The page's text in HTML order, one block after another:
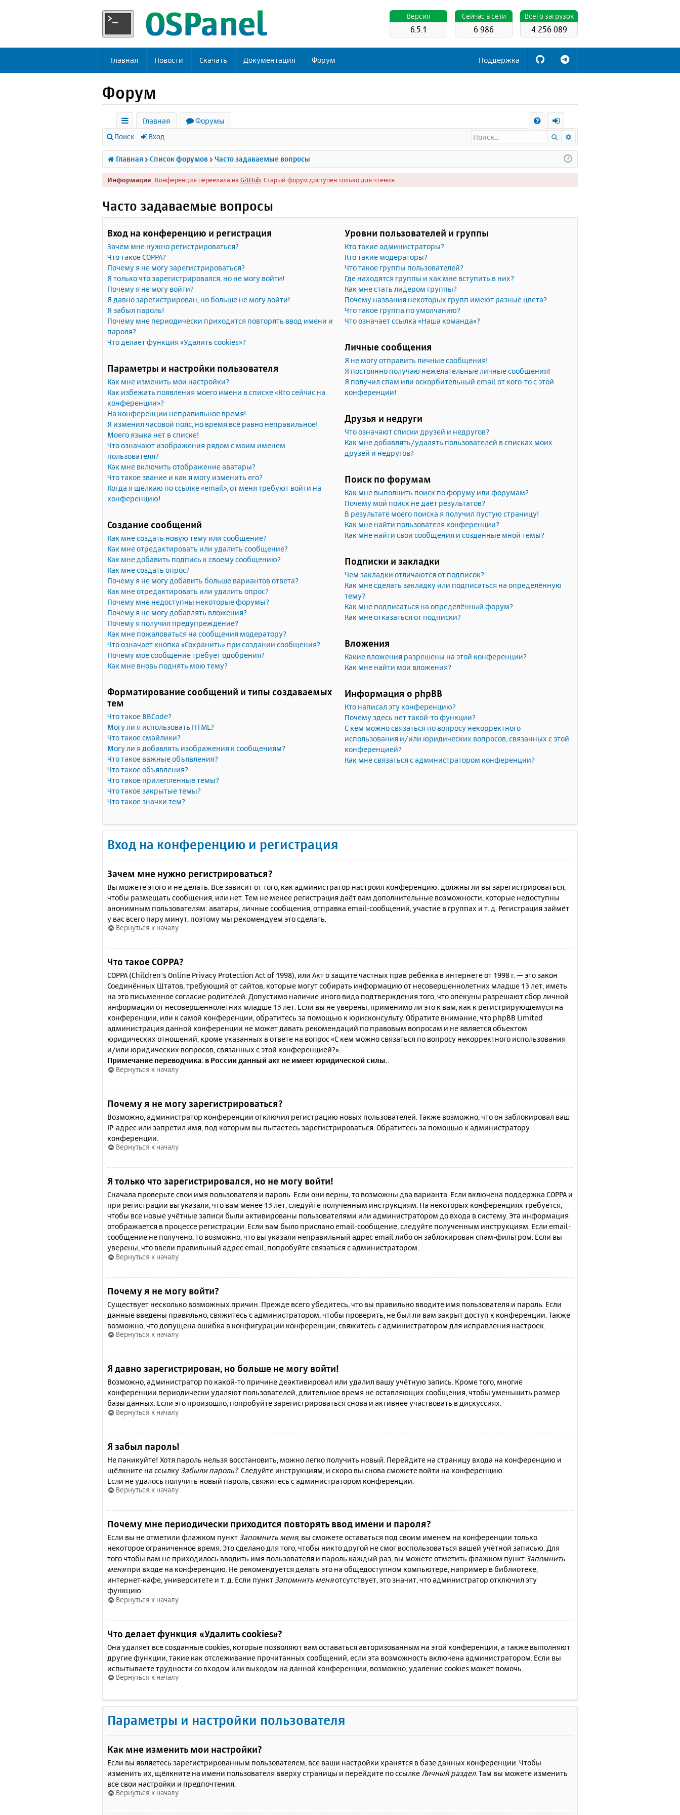
Всего загрузок
4 256 089
Cейчас в сети
6 986
Версия
6.5.1
Главная Новости Скачать Документация Форум Поддержка
Форум
с
ы
л
к
Главная
Форумы
Q
х
о
д
Поиск Вход Поиск
Главная Список форумов Часто задаваемые вопросы
Информация: Конференция переехала на GitHub . Старый форум доступен только для чтения.
Часто задаваемые вопросы
Вход на конференцию и регистрация
Зачем мне нужно регистрироваться?
Что такое COPPA?
Почему я не могу зарегистрироваться?
Я только что зарегистрировался, но не могу войти!
Почему я не могу войти?
Я давно зарегистрирован, но больше не могу войти!
Я забыл пароль!
Почему мне периодически приходится повторять ввод имени и
пароля?
Что делает функция «Удалить cookies»?
Параметры и настройки пользователя
Как мне изменить мои настройки?
Как избежать появления моего имени в списке «Кто сейчас на
конференции»?
На конференции неправильное время!
Я изменил часовой пояс, но время всё равно неправильное!
Моего языка нет в списке!
Что означают изображения рядом с моим именем
пользователя?
Как мне включить отображение аватары?
Что такое звание и как я могу изменить его?
Когда я щёлкаю по ссылке «email», от меня требуют войти на
конференцию!
Создание сообщений
Как мне создать новую тему или сообщение?
Как мне отредактировать или удалить сообщение?
Как мне добавить подпись к своему сообщению?
Как мне создать опрос?
Почему я не могу добавить больше вариантов ответа?
Как мне отредактировать или удалить опрос?
Почему мне недоступны некоторые форумы?
Почему я не могу добавлять вложения?
Почему я получил предупреждение?
Как мне пожаловаться на сообщения модератору?
Что означает кнопка «Сохранить» при создании сообщения?
Почему моё сообщение требует одобрения?
Как мне вновь поднять мою тему?
Форматирование сообщений и типы создаваемых
тем
Что такое BBCode?
Могу ли я использовать HTML?
Что такое смайлики?
Могу ли я добавлять изображения к сообщениям?
Что такое важные объявления?
Что такое объявления?
Что такое прилепленные темы?
Что такое закрытые темы?
Что такое значки тем?
Уровни пользователей и группы
Кто такие администраторы?
Кто такие модераторы?
Что такое группы пользователей?
Где находятся группы и как мне вступить в них?
Как мне стать лидером группы?
Почему названия некоторых групп имеют разные цвета?
Что такое группа по умолчанию?
Что означает ссылка «Наша команда»?
Личные сообщения
Я не могу отправить личные сообщения!
Я постоянно получаю нежелательные личные сообщения!
Я получил спам или оскорбительный email от кого-то с этой
конференции!
Друзья и недруги
Что означают списки друзей и недругов?
Как мне добавлять/удалять пользователей в списках моих
друзей и недругов?
Поиск по форумам
Как мне выполнить поиск по форуму или форумам?
Почему мой поиск не даёт результатов?
В результате моего поиска я получил пустую страницу!
Как мне найти пользователя конференции?
Как мне найти свои сообщения и созданные мной темы?
Подписки и закладки
Чем закладки отличаются от подписок?
Как мне сделать закладку или подписаться на определённую
тему?
Как мне подписаться на определённый форум?
Как мне отказаться от подписки?
Вложения
Какие вложения разрешены на этой конференции?
Как мне найти мои вложения?
Информация о phpBB
Кто написал эту конференцию?
Почему здесь нет такой-то функции?
С кем можно связаться по вопросу некорректного
использования и/или юридических вопросов, связанных с этой
конференцией?
Как мне связаться с администратором конференции?
Вход на конференцию и регистрация
Зачем мне нужно регистрироваться?
Вы можете этого и не делать. Всё зависит от того, как администратор настроил конференцию: должны ли вы зарегистрироваться,
чтобы размещать сообщения, или нет. Тем не менее регистрация даёт вам дополнительные возможности, которые недоступны
анонимным пользователям: аватары, личные сообщения, отправка email-сообщений, участие в группах и т. д. Регистрация займёт
у вас всего пару минут, поэтому мы рекомендуем это сделать.
Вернуться к началу
Что такое COPPA?
COPPA (Children’s Online Privacy Protection Act of 1998), или Акт о защите частных прав ребёнка в интернете от 1998 г. — это закон
Соединённых Штатов, требующий от сайтов, которые могут собирать информацию от несовершеннолетних младше 13 лет, иметь
на это письменное согласие родителей. Допустимо наличие иного вида подтверждения того, что опекуны разрешают сбор личной
информации от несовершеннолетних младше 13 лет. Если вы не уверены, применимо ли это к вам, как к регистрирующемуся на
конференции, или к самой конференции, обратитесь за помощью к юрисконсульту. Обратите внимание, что phpBB Limited
администрация данной конференции не может давать рекомендаций по правовым вопросам и не является объектом
юридических отношений, кроме указанных в ответе на вопрос «С кем можно связаться по вопросу некорректного использования
и/или юридических вопросов, связанных с этой конференцией?».
Примечание переводчика: в России данный акт не имеет юридической силы..
Вернуться к началу
Почему я не могу зарегистрироваться?
Возможно, администратор конференции отключил регистрацию новых пользователей. Также возможно, что он заблокировал ваш
IP-адрес или запретил имя, под которым вы пытаетесь зарегистрироваться. Обратитесь за помощью к администратору
конференции.
Вернуться к началу
Я только что зарегистрировался, но не могу войти!
Сначала проверьте свои имя пользователя и пароль. Если они верны, то возможны два варианта. Если включена поддержка COPPA и
при регистрации вы указали, что вам менее 13 лет, следуйте полученным инструкциям. На некоторых конференциях требуется,
чтобы все новые учётные записи были активированы пользователями или администратором до входа в систему. Эта информация
отображается в процессе регистрации. Если вам было прислано email-сообщение, следуйте полученным инструкциям. Если email-
сообщение не получено, то возможно, что вы указали неправильный адрес email либо он заблокирован спам-фильтром. Если вы
уверены, что ввели правильный адрес email, попробуйте связаться с администратором.
Вернуться к началу
Почему я не могу войти?
Существует несколько возможных причин. Прежде всего убедитесь, что вы правильно вводите имя пользователя и пароль. Если
данные введены правильно, свяжитесь с администратором, чтобы проверить, не был ли вам закрыт доступ к конференции. Также
возможно, что допущена ошибка в конфигурации конференции, свяжитесь с администратором для исправления настроек.
Вернуться к началу
Я давно зарегистрирован, но больше не могу войти!
Возможно, администратор по какой-то причине деактивировал или удалил вашу учётную запись. Кроме того, многие
конференции периодически удаляют пользователей, длительное время не оставляющих сообщения, чтобы уменьшить размер
базы данных. Если это произошло, попробуйте зарегистрироваться снова и активнее участвовать в дискуссиях.
Вернуться к началу
Я забыл пароль!
Не паникуйте! Хотя пароль нельзя восстановить, можно легко получить новый. Перейдите на страницу входа на конференцию и
щёлкните на ссылку Забыли пароль?. Следуйте инструкциям, и скоро вы снова сможете войти на конференцию.
Если не удалось получить новый пароль, свяжитесь с администратором конференции.
Вернуться к началу
Почему мне периодически приходится повторять ввод имени и пароля?
Если вы не отметили флажком пункт Запомнить меня, вы сможете оставаться под своим именем на конференции только
некоторое ограниченное время. Это сделано для того, чтобы никто другой не смог воспользоваться вашей учётной записью. Для
того чтобы вам не приходилось вводить имя пользователя и пароль каждый раз, вы можете отметить флажком пункт Запомнить
меняпри входе на конференцию. Не рекомендуется делать это на общедоступном компьютере, например в библиотеке,
интернет-кафе, университете и т. д. Если пункт Запомнить меняотсутствует, это значит, что администратор отключил эту
функцию.
Вернуться к началу
Что делает функция «Удалить cookies»?
Она удаляет все созданные cookies, которые позволяют вам оставаться авторизованным на этой конференции, а также выполняют
другие функции, такие как отслеживание прочитанных сообщений, если эта возможность включена администратором. Если вы
испытываете трудности со входом или выходом на данной конференции, возможно, удаление cookies может помочь.
Вернуться к началу
Параметры и настройки пользователя
Как мне изменить мои настройки?
Если вы являетесь зарегистрированным пользователем, все ваши настройки хранятся в базе данных конференции. Чтобы
изменить их, щёлкните на имени пользователя вверху страницы и перейдите по ссылке Личный раздел. Там вы можете изменить
все свои настройки и предпочтения.
Вернуться к началу